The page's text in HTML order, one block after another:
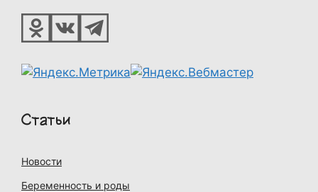
Статьи
Новости
Беременность и роды